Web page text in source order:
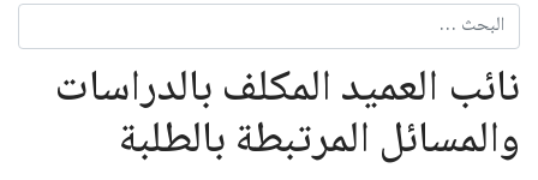
البحث
نائب العميد المكلف بالدراسات
والمسائل المرتبطة بالطلبة